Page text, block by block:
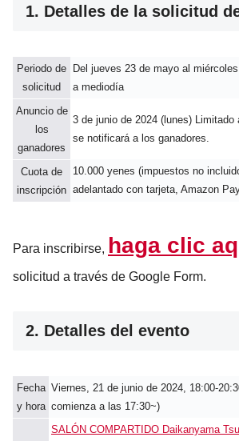
1. Detalles de la solicitud
Periodo de
solicitud
Del jueves 23 de mayo al
a mediodía
Anuncio de
los
ganadores
3 de junio de 2024 (lunes) Limitado
se notificará a los ganadores.
Cuota de
inscripción
10.000 yenes (impuestos no
adelantado con tarjeta, Amazon
Para inscribirse, haga clic
solicitud a través de Google Form.
2. Detalles del evento
Fecha
y hora
Viernes, 21 de junio de 2024, 18:00-
comienza a las 17:30~)
SALÓN COMPARTIDO Daikanyama